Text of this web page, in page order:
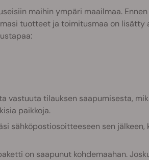
maihin ympäri maailmaa. Ennen
tuotteet ja toimitusmaa on lisätty
vastuuta tilauksen saapumisesta,
paikkoja.
sähköpostiosoitteeseen sen jälkeen,
on saapunut kohdemaahan.